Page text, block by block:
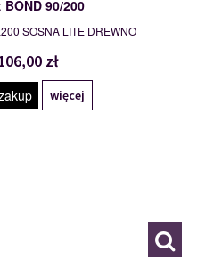
BOND 90/200
SOSNA LITE DREWNO
zł
więcej